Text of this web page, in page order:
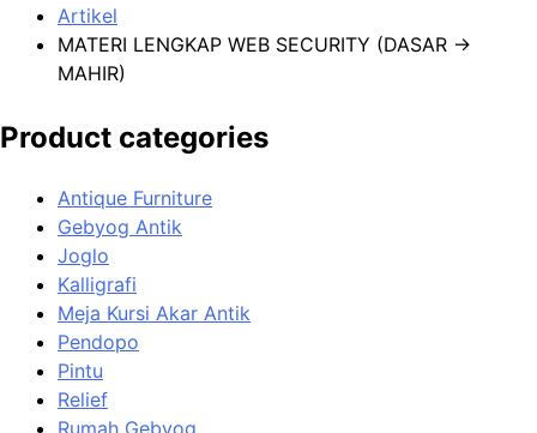
Artikel
MATERI LENGKAP WEB SECURITY (DASAR →
MAHIR)
Product categories
Antique Furniture
Gebyog Antik
Joglo
Kalligrafi
Meja Kursi Akar Antik
Pendopo
Pintu
Relief
Rumah Gebyog